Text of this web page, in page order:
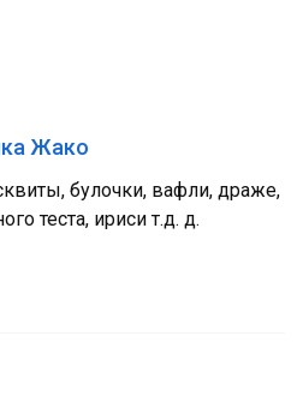
Жако
булочки, вафли, драже,
теста, ириси т.д. д.